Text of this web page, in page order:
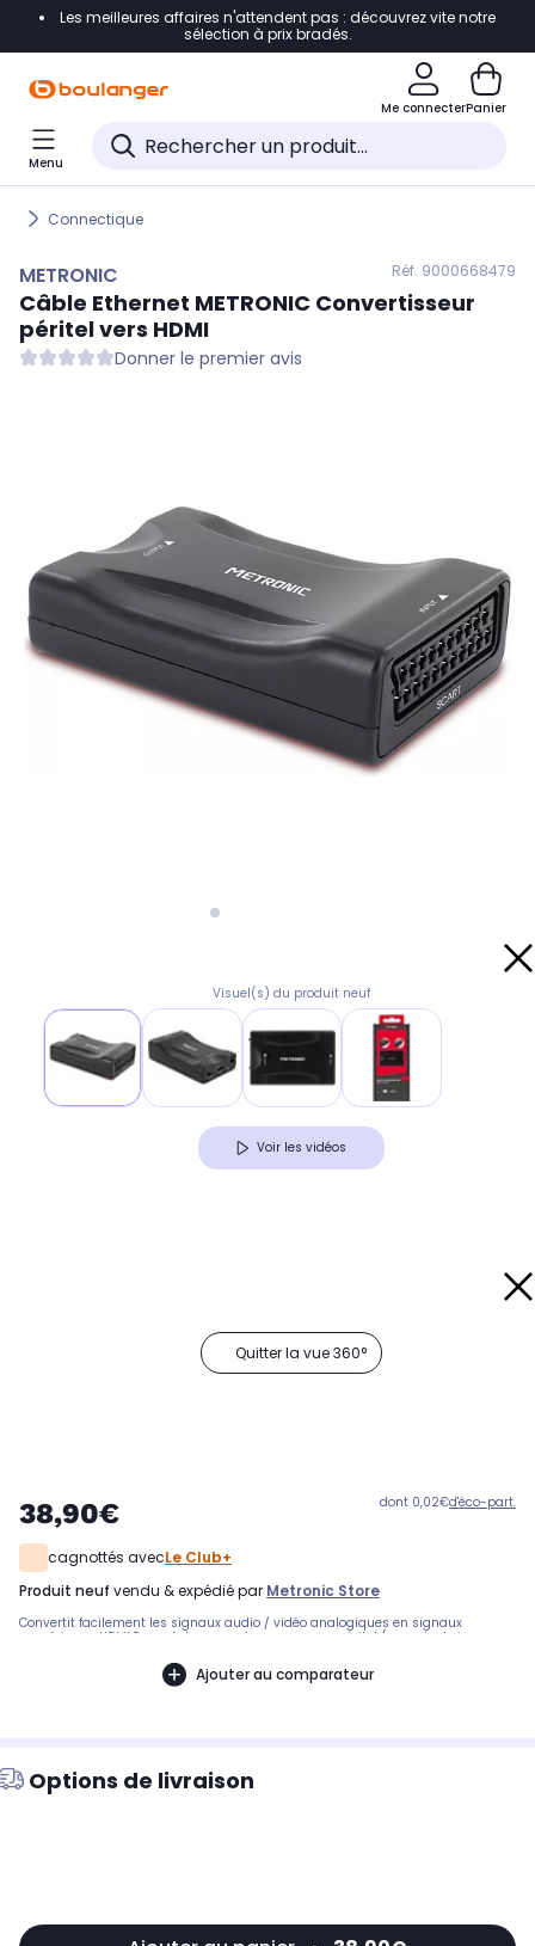
Accéder directement à la navigation
Accéder directement au pied de page
Accéder directement au chatbot
Les meilleures affaires n'attendent pas : découvrez vite notre
sélection à prix bradés.
Me connecterPanier
Menu
Connectique
METRONIC Réf. 9000668479
Câble Ethernet METRONIC Convertisseur
péritel vers HDMI
Donner le premier avis
Visuel(s) du produit neuf
Voir les vidéos
Quitter la vue 360°
38,90€ dont 0,02€d'éco-part.
cagnottés avecLe Club+
produit neuf vendu & expédié par Metronic Store
Convertit facilement les signaux audio / vidéo analogiques en signaux
numériques HDMI.Permet de connecter une source péritel (console de jeux,
télévisionUtilisable uniquement dans le sens péritel vers HDMI.Facile à
installer, aucun réglage n'est nécessaireS'alimente par un port USB du
Ajouter au comparateur
Options de livraison